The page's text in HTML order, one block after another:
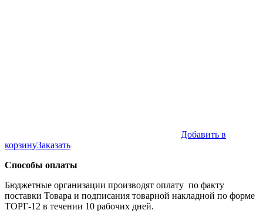
Добавить в
корзинуЗаказать
Способы оплаты
Бюджетные организации производят оплату по факту
поставки Товара и подписания товарной накладной по форме
ТОРГ-12 в течении 10 рабочих дней.